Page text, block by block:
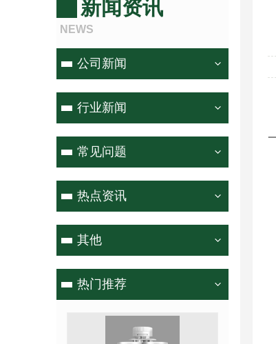
新闻资讯
NEWS
公司新闻
行业新闻
常见问题
热点资讯
其他
热门推荐